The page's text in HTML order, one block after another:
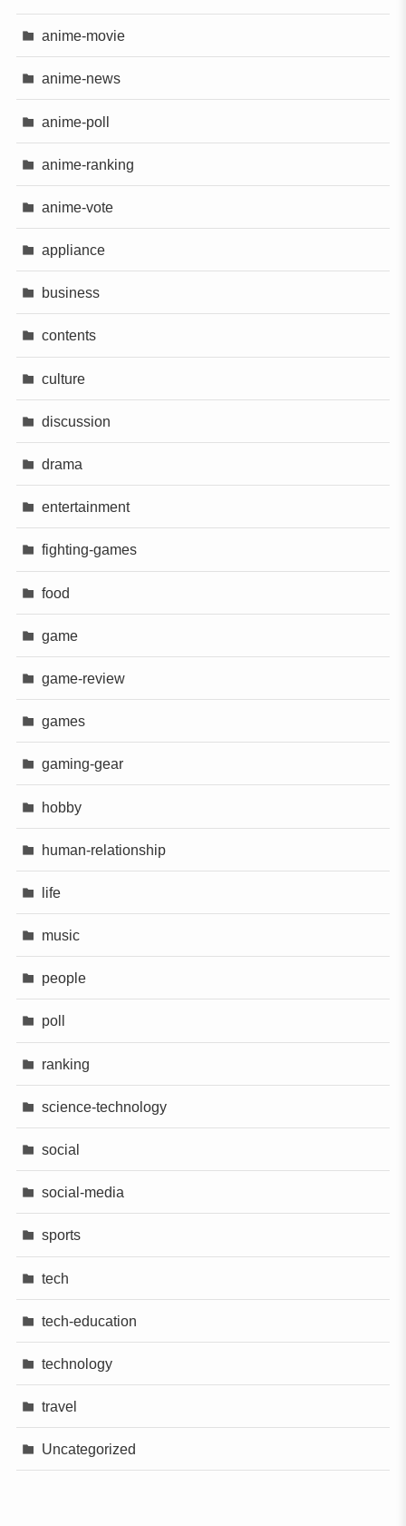
anime-movie
anime-news
anime-poll
anime-ranking
anime-vote
appliance
business
contents
culture
discussion
drama
entertainment
fighting-games
food
game
game-review
games
gaming-gear
hobby
human-relationship
life
music
people
poll
ranking
science-technology
social
social-media
sports
tech
tech-education
technology
travel
Uncategorized